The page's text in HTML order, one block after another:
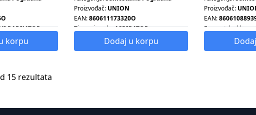
RADIJATOR
korpu
Proizvođač: UNION
EAN:860611173320O
Tip proizvoda:ASPIRATOR
Dodaj u korpu
Proizvođač:
EAN:
Energetska klasa:
Tip proizvoda:
15 rezultata